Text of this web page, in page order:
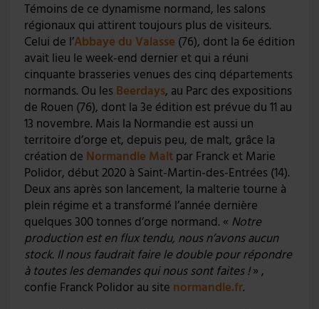
Témoins de ce dynamisme normand, les salons
régionaux qui attirent toujours plus de visiteurs.
Celui de l’Abbaye du Valasse (76), dont la 6e édition
avait lieu le week-end dernier et qui a réuni
cinquante brasseries venues des cinq départements
normands. Ou les Beerdays, au Parc des expositions
de Rouen (76), dont la 3e édition est prévue du 11 au
13 novembre. Mais la Normandie est aussi un
territoire d’orge et, depuis peu, de malt, grâce la
création de Normandie Maltpar Franck et Marie
Polidor, début 2020 à Saint-Martin-des-Entrées (14).
Deux ans après son lancement, la malterie tourne à
plein régime et a transformé l’année dernière
quelques 300 tonnes d’orge normand. « Notre
production est en flux tendu, nous n’avons aucun
stock. Il nous faudrait faire le double pour répondre
à toutes les demandes qui nous sont faites !» ,
confie Franck Polidor au site normandie.fr.